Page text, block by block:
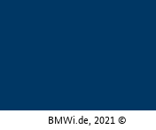
BMWi.de, 2021 ©